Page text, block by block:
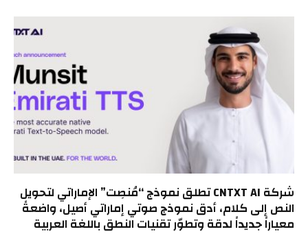
شركة CNTXT AI تطلق نموذج “مُنصِت” الإماراتي لتحويل
النص إلى كلام، أدق نموذج صوتي إماراتي أصيل، واضعةً
معياراً جديداً لدقة وتطوّر تقنيات النطق باللغة العربية